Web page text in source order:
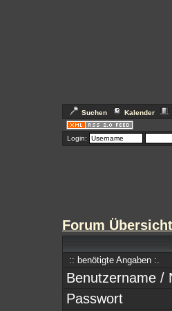
Suchen Kalender
Login:
Forum Übersicht
:: benötigte Angaben :.
Benutzername /
Passwort